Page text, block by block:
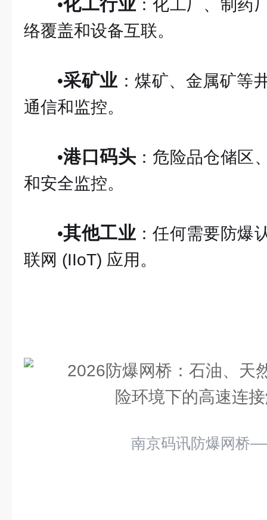
•
：化工厂、制药
络覆盖和设备互联。
•采矿业 ：煤矿、金属矿等
通信和监控。
•港口码头：危险品仓储区
和安全监控。
•其他工业：任何需要防爆
联网 (IIoT) 应用。
南京码讯防爆网桥